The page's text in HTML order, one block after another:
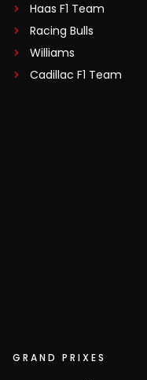
Haas F1 Team
Racing Bulls
Williams
Cadillac F1 Team
GRAND PRIXES